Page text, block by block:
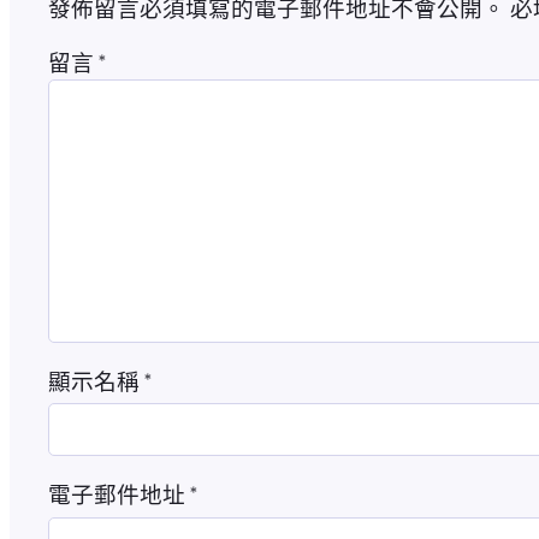
發佈留言必須填寫的電子郵件地址不會公開。 必
留言*
顯示名稱*
電子郵件地址*